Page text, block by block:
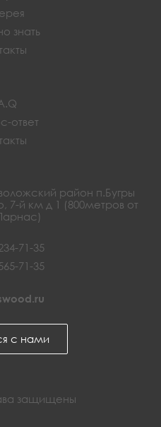
знать
ответ
район п.Бугры
7-й км д 1 (800метров от
71-35
71-35
с нами
защищены